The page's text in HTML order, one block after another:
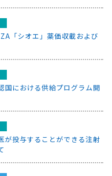
「シオエ」薬価収載および
国における供給プログラム開
が投与することができる注射